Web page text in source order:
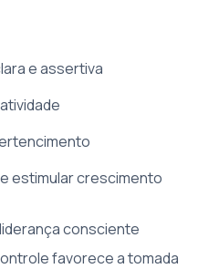
e assertiva
estimular crescimento
consciente
favorece a tomada